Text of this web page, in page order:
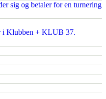
sig og betaler for en turnering
i Klubben + KLUB 37.